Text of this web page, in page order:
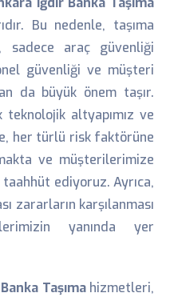
Bu nedenle, taşıma
sadece araç güvenliği
güvenliği ve müşteri
da büyük önem taşır.
altyapımız ve
her türlü risk faktörüne
ve müşterilerimize
ediyoruz. Ayrıca,
zararların karşılanması
yanında yer
Taşımahizmetleri,